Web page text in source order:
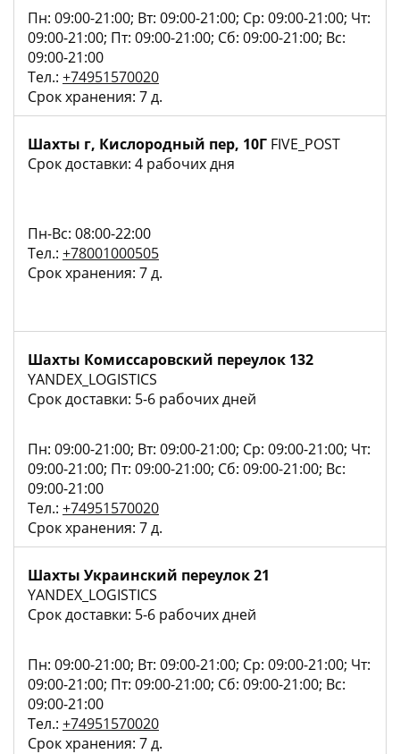
Пн: 09:00-21:00; Вт: 09:00-21:00; Ср: 09:00-21:00; Чт:
09:00-21:00; Пт: 09:00-21:00; Сб: 09:00-21:00; Вс:
09:00-21:00
Тел.: +74951570020
Срок хранения: 7 д.
Шахты г, Кислородный пер, 10Г FIVE_POST
Срок доставки: 4 рабочих дня
Пн-Вс: 08:00-22:00
Тел.: +78001000505
Срок хранения: 7 д.
Шахты Комиссаровский переулок 132
YANDEX_LOGISTICS
Срок доставки: 5-6 рабочих дней
Пн: 09:00-21:00; Вт: 09:00-21:00; Ср: 09:00-21:00; Чт:
09:00-21:00; Пт: 09:00-21:00; Сб: 09:00-21:00; Вс:
09:00-21:00
Тел.: +74951570020
Срок хранения: 7 д.
Шахты Украинский переулок 21
YANDEX_LOGISTICS
Срок доставки: 5-6 рабочих дней
Пн: 09:00-21:00; Вт: 09:00-21:00; Ср: 09:00-21:00; Чт:
09:00-21:00; Пт: 09:00-21:00; Сб: 09:00-21:00; Вс:
09:00-21:00
Тел.: +74951570020
Срок хранения: 7 д.